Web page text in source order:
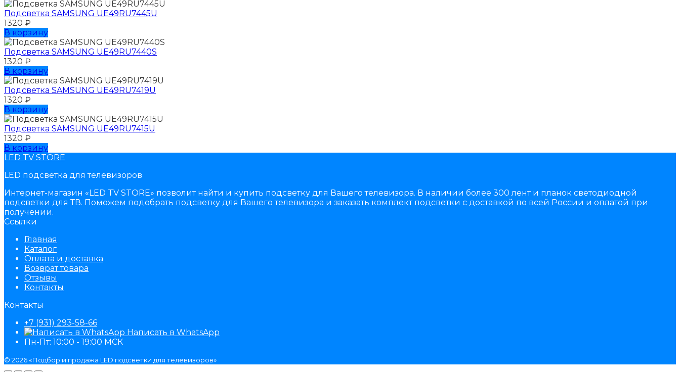
Подсветка SAMSUNG UЕ49RU7445U
1320 ₽
В корзину
Подсветка SAMSUNG UЕ49RU7440S
1320 ₽
В корзину
Подсветка SAMSUNG UЕ49RU7419U
1320 ₽
В корзину
Подсветка SAMSUNG UЕ49RU7415U
1320 ₽
В корзину
LED TV STORE
LED подсветка для телевизоров
Интернет-магазин «LED TV STORE» позволит найти и купить подсветку для Вашего телевизора. В наличии более 300 лент и планок светодиодной
подсветки для ТВ. Поможем подобрать подсветку для Вашего телевизора и заказать комплект подсветки с доставкой по всей России и оплатой при
получении.
Ссылки
Главная
Каталог
Оплата и доставка
Возврат товара
Отзывы
Контакты
Контакты
+7 (931) 293-58-66
Написать в WhatsApp
Пн-Пт: 10:00 - 19:00 МСК
© 2026 «Подбор и продажа LED подсветки для телевизоров»